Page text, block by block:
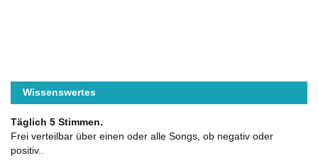
Wissenswertes
Täglich 5 Stimmen.
Frei verteilbar über einen oder alle Songs, ob negativ oder
positiv..